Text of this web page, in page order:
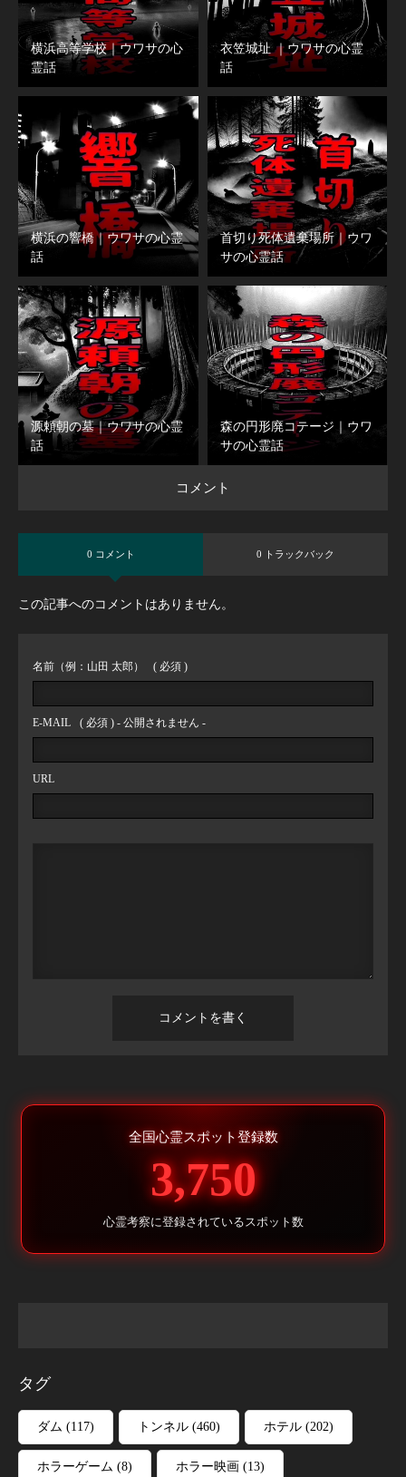
横浜高等学校｜ウワサの心
霊話
衣笠城址 ｜ウワサの心霊
話
横浜の響橋｜ウワサの心霊
話
首切り死体遺棄場所｜ウワ
サの心霊話
源頼朝の墓｜ウワサの心霊
話
森の円形廃コテージ｜ウワ
サの心霊話
コメント
0 コメント 0 トラックバック
この記事へのコメントはありません。
名前（例：山田 太郎） ( 必須 )
E-MAIL ( 必須 ) - 公開されません -
URL
全国心霊スポット登録数
3,750
心霊考察に登録されているスポット数
タグ
ダム (117) トンネル (460) ホテル (202)
ホラーゲーム (8) ホラー映画 (13)